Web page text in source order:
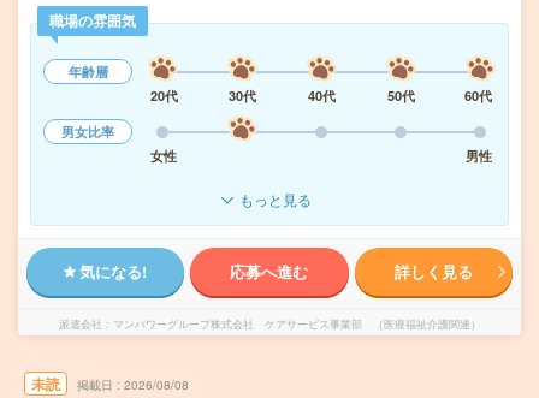
職場の雰囲気
年齢層
20代
30代 40代 50代
60代
男女比率
女性
男性
もっと見る
気になる! 応募へ進む 詳しく見る
派遣会社 マンパワーグループ株式会社 ケアサービス事業部 （医療福祉介護関連）
未読 掲載日 2026/08/08